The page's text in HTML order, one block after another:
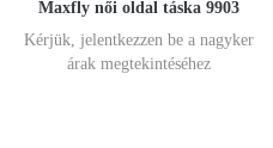
Maxfly női oldal táska 9903
Kérjük, jelentkezzen be a nagyker
árak megtekintéséhez